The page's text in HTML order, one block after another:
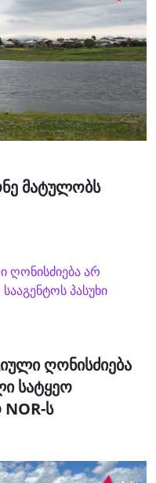
მატულობს
ღონისძიება
სატყეო
ს